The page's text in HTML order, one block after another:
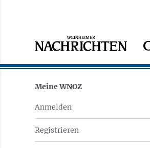
Meine WNOZ
Anmelden
Registrieren